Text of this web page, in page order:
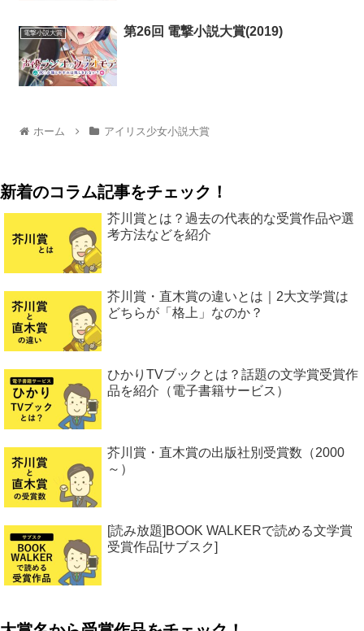
電撃小説大賞 第26回 電撃小説大賞(2019)
ホーム アイリス少女小説大賞
新着のコラム記事をチェック！
芥川賞とは？過去の代表的な受賞作品や選
考方法などを紹介
芥川賞・直木賞の違いとは｜2大文学賞は
どちらが「格上」なのか？
ひかりTVブックとは？話題の文学賞受賞作
品を紹介（電子書籍サービス）
芥川賞・直木賞の出版社別受賞数（2000
～）
[読み放題]BOOK WALKERで読める文学賞
受賞作品[サブスク]